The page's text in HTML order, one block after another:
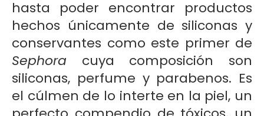
hasta poder encontrar productos
hechos únicamente de siliconas y
conservantes como este primer de
Sephora cuya composición son
siliconas, perfume y parabenos. Es
el cúlmen de lo interte en la piel, un